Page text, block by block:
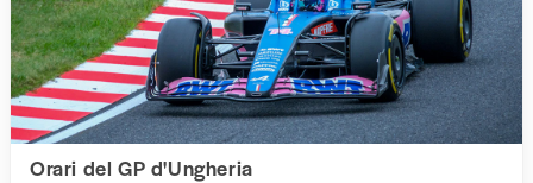
Orari del GP d'Ungheria